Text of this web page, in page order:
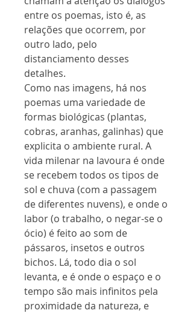
entre os poemas, isto é, as
relações que ocorrem, por
outro lado, pelo
distanciamento desses
detalhes.
Como nas imagens, há nos
poemas uma variedade de
formas biológicas (plantas,
cobras, aranhas, galinhas) que
explicita o ambiente rural. A
vida milenar na lavoura é onde
se recebem todos os tipos de
sol e chuva (com a passagem
de diferentes nuvens), e onde o
labor (o trabalho, o negar-se o
ócio) é feito ao som de
pássaros, insetos e outros
bichos. Lá, todo dia o sol
levanta, e é onde o espaço e o
tempo são mais infinitos pela
proximidade da natureza, e